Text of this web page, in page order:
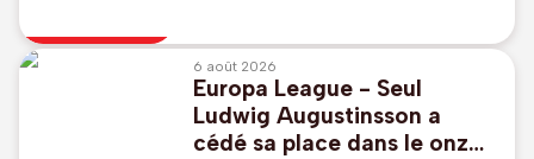
6 août 2026
Europa League - Seul
Ludwig Augustinsson a
cédé sa place dans le onze